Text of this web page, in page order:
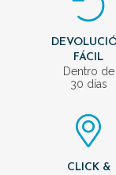
FÁCIL
Dentro de
30 días
CLICK &